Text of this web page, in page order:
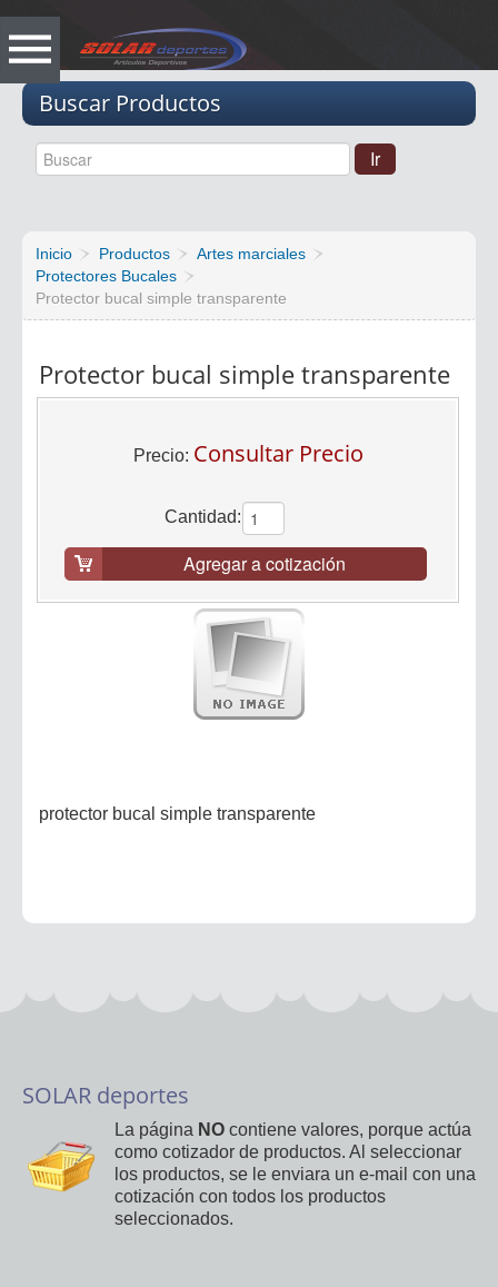
Buscar Productos
Inicio Productos
Artes marciales
Protectores Bucales
Protector bucal simple transparente
Protector bucal simple transparente
Precio: Consultar Precio
Cantidad:
Agregar a cotización
protector bucal simple transparente
SOLAR deportes
La página NO contiene valores, porque actúa
como cotizador de productos. Al seleccionar
los productos, se le enviara un e-mail con una
cotización con todos los productos
seleccionados.